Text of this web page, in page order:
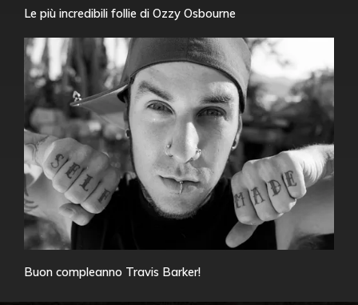
Le più incredibili follie di Ozzy Osbourne
Buon compleanno Travis Barker!